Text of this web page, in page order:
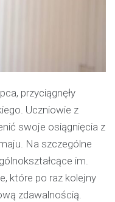
przyciągnęły
Uczniowie z
swoje osiągnięcia z
Na szczególne
im.
które po raz kolejny
zdawalnością.